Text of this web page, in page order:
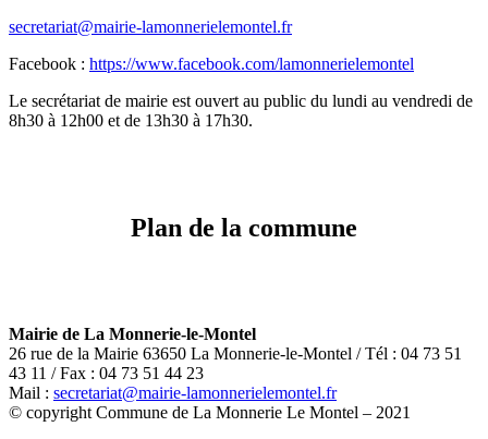
secretariat@mairie-lamonnerielemontel.fr
Facebook : https://www.facebook.com/lamonnerielemontel
Le secrétariat de mairie est ouvert au public du lundi au vendredi de
8h30 à 12h00 et de 13h30 à 17h30.
Plan de la commune
−
Mairie de La Monnerie-le-Montel
26 rue de la Mairie 63650 La Monnerie-le-Montel / Tél : 04 73 51
43 11 / Fax : 04 73 51 44 23
Mail : secretariat@mairie-lamonnerielemontel.fr
© copyright Commune de La Monnerie Le Montel – 2021